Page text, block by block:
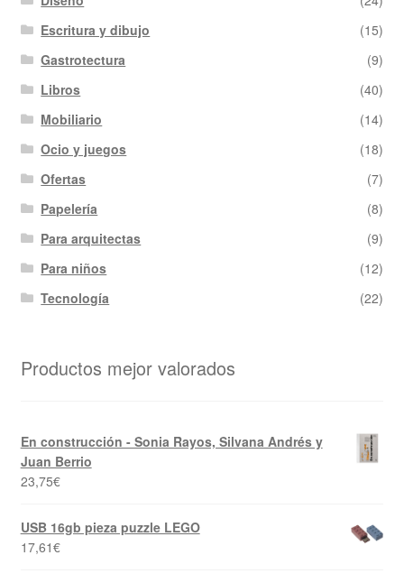
Escritura y dibujo
(15)
Gastrotectura
(9)
Libros
(40)
Mobiliario
(14)
Ocio y juegos
(18)
Ofertas
(7)
Papelería
(8)
Para arquitectas
(9)
Para niños
(12)
Tecnología
(22)
Productos mejor valorados
En construcción - Sonia Rayos, Silvana Andrés y
Juan Berrio
23,75€
USB 16gb pieza puzzle LEGO
17,61€